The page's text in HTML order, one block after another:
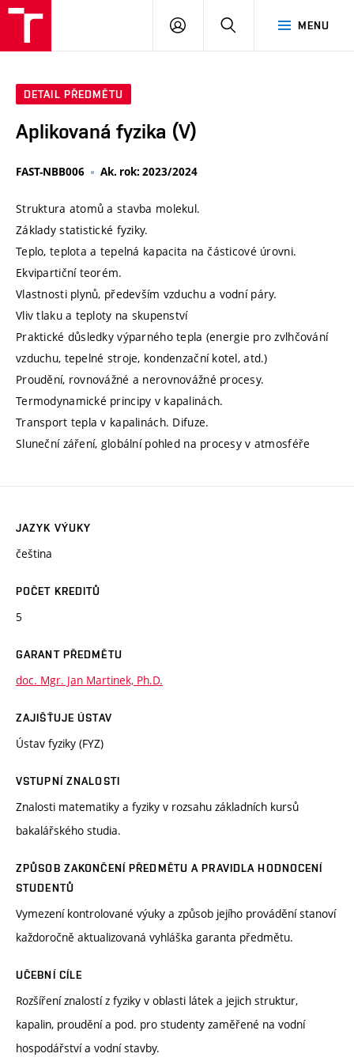
MENU
PŘIHLÁSIT
DETAIL PŘEDMĚTU
Aplikovaná fyzika (V)
FAST-NBB006 Ak. rok: 2023/2024
Struktura atomů a stavba molekul.
Základy statistické fyziky.
Teplo, teplota a tepelná kapacita na částicové úrovni.
Ekvipartiční teorém.
Vlastnosti plynů, především vzduchu a vodní páry.
Vliv tlaku a teploty na skupenství
Praktické důsledky výparného tepla (energie pro zvlhčování
vzduchu, tepelné stroje, kondenzační kotel, atd.)
Proudění, rovnovážné a nerovnovážné procesy.
Termodynamické principy v kapalinách.
Transport tepla v kapalinách. Difuze.
Sluneční záření, globální pohled na procesy v atmosféře
JAZYK VÝUKY
čeština
POČET KREDITŮ
5
GARANT PŘEDMĚTU
doc. Mgr. Jan Martinek, Ph.D.
ZAJIŠŤUJE ÚSTAV
Ústav fyziky (FYZ)
VSTUPNÍ ZNALOSTI
Znalosti matematiky a fyziky v rozsahu základních kursů
bakalářského studia.
ZPŮSOB ZAKONČENÍ PŘEDMĚTU A PRAVIDLA HODNOCENÍ
STUDENTŮ
Vymezení kontrolované výuky a způsob jejího provádění stanoví
každoročně aktualizovaná vyhláška garanta předmětu.
UČEBNÍ CÍLE
Rozšíření znalostí z fyziky v oblasti látek a jejich struktur,
kapalin, proudění a pod. pro studenty zaměřené na vodní
hospodářství a vodní stavby.